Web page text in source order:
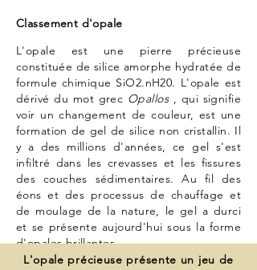
Classement d'opale
L'opale est une pierre précieuse
constituée de silice amorphe hydratée de
formule chimique SiO2.nH20. L'opale est
dérivé du mot grec Opallos, qui signifie
voir un changement de couleur, est une
formation de gel de silice non cristallin. Il
y a des millions d'années, ce gel s'est
infiltré dans les crevasses et les fissures
des couches sédimentaires. Au fil des
éons et des processus de chauffage et
de moulage de la nature, le gel a durci
et se présente aujourd'hui sous la forme
d'opales brillantes.
L'opale précieuse présente un jeu de